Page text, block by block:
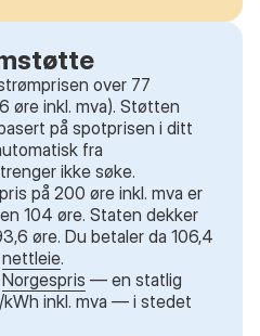
over 77
øre inkl. mva). Støtten
på spotprisen i ditt
fra
ikke søke.
på 200 øre inkl. mva er
104 øre. Staten dekker
øre. Du betaler da 106,4
nettleie.
Norgespris — en statlig
inkl. mva — i stedet